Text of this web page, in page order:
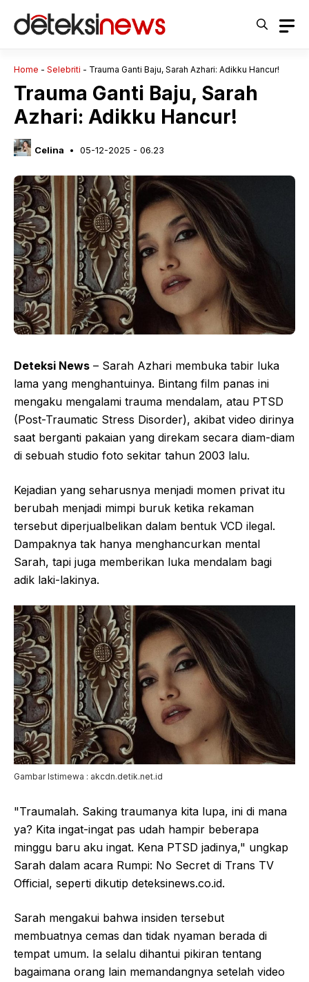
Home - Selebriti - Trauma Ganti Baju, Sarah Azhari: Adikku Hancur!
Trauma Ganti Baju, Sarah
Azhari: Adikku Hancur!
Celina 05-12-2025 - 06.23
Deteksi News – Sarah Azhari membuka tabir luka
lama yang menghantuinya. Bintang film panas ini
mengaku mengalami trauma mendalam, atau PTSD
(Post-Traumatic Stress Disorder), akibat video dirinya
saat berganti pakaian yang direkam secara diam-diam
di sebuah studio foto sekitar tahun 2003 lalu.
Kejadian yang seharusnya menjadi momen privat itu
berubah menjadi mimpi buruk ketika rekaman
tersebut diperjualbelikan dalam bentuk VCD ilegal.
Dampaknya tak hanya menghancurkan mental
Sarah, tapi juga memberikan luka mendalam bagi
adik laki-lakinya.
Gambar Istimewa : akcdn.detik.net.id
"Traumalah. Saking traumanya kita lupa, ini di mana
ya? Kita ingat-ingat pas udah hampir beberapa
minggu baru aku ingat. Kena PTSD jadinya," ungkap
Sarah dalam acara Rumpi: No Secret di Trans TV
Official, seperti dikutip deteksinews.co.id.
Sarah mengakui bahwa insiden tersebut
membuatnya cemas dan tidak nyaman berada di
tempat umum. Ia selalu dihantui pikiran tentang
bagaimana orang lain memandangnya setelah video